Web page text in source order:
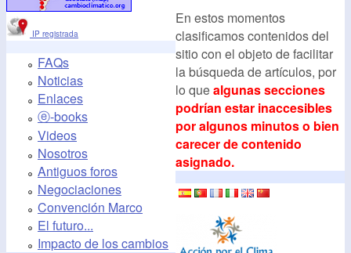
IP registrada
FAQs
Noticias
Enlaces
ⓔ-books
Videos
Nosotros
Antiguos foros
Negociaciones
Convención Marco
El futuro...
Impacto de los cambios
En estos momentos
clasificamos contenidos del
sitio con el objeto de facilitar
la búsqueda de artículos, por
lo quealgunas secciones
podrían estar inaccesibles
por algunos minutos o bien
carecer de contenido
asignado.